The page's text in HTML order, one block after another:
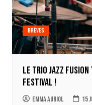
Brèves
Le trio jazz fusion
Festival !
Emma Auriol 15